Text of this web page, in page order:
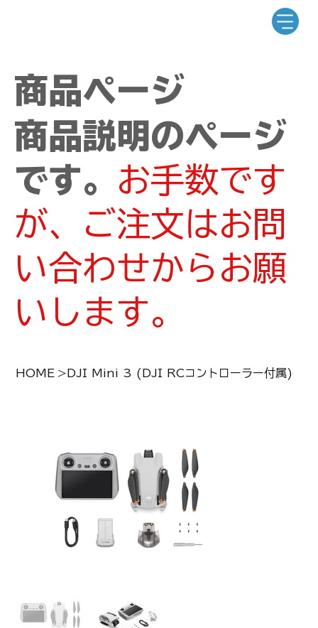
商品ページ
商品説明のページ
です。 お手数です
が、ご注文はお問
い合わせからお願
いします。
HOME > DJI Mini 3 (DJI RCコントローラー付属)